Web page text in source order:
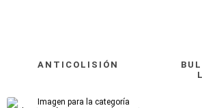
ANTICOLISIÓN